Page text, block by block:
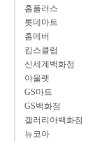
홈플러스
롯데마트
홈에버
킴스클럽
신세계백화점
아울렛
GS마트
GS백화점
갤러리아백화점
뉴코아